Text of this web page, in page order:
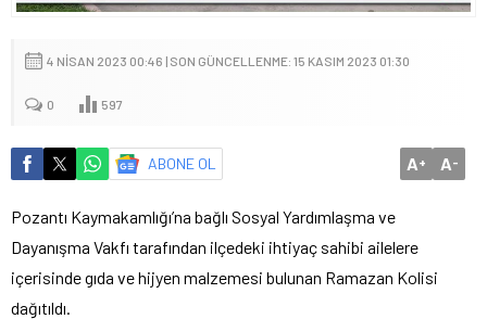
4 NISAN 2023 00:46 | SON GÜNCELLENME: 15 KASIM 2023 01:30
0 597
ABONE OL A+ A-
Pozantı Kaymakamlığı’na bağlı Sosyal Yardımlaşma ve
Dayanışma Vakfı tarafından ilçedeki ihtiyaç sahibi ailelere
içerisinde gıda ve hijyen malzemesi bulunan Ramazan Kolisi
dağıtıldı.